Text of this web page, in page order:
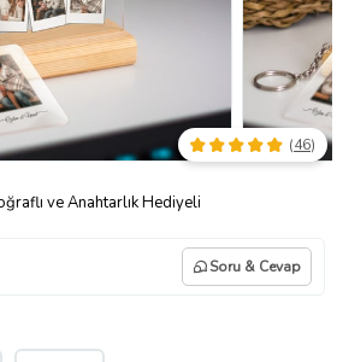
ve Anahtarlık Hediyeli
(46)
Soru & Cevap